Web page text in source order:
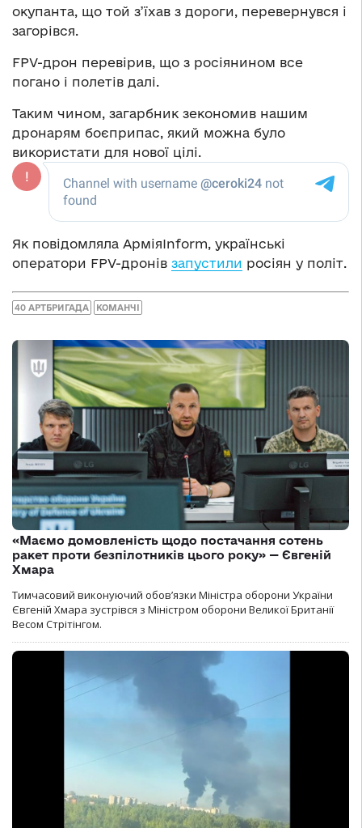
окупанта, що той з’їхав з дороги, перевернувся і
загорівся.
FPV-дрон перевірив, що з росіянином все
погано і полетів далі.
Таким чином, загарбник зекономив нашим
дронарям боєприпас, який можна було
використати для нової цілі.
Як повідомляла АрміяInform, українські
оператори FPV-дронів запустили росіян у політ.
40 АРТБРИГАДА КОМАНЧІ
«Маємо домовленість щодо постачання сотень
ракет проти безпілотників цього року» — Євгеній
Хмара
Тимчасовий виконуючий обов’язки Міністра оборони України
Євгеній Хмара зустрівся з Міністром оборони Великої Британії
Весом Стрітінгом.